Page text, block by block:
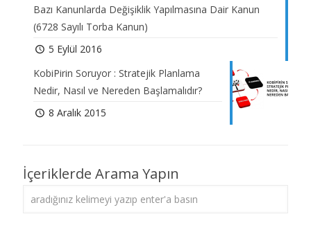
Bazı Kanunlarda Değişiklik Yapılmasına Dair Kanun
(6728 Sayılı Torba Kanun)
5 Eylül 2016
KobiPirin Soruyor : Stratejik Planlama
Nedir, Nasıl ve Nereden Başlamalıdır?
8 Aralık 2015
İçeriklerde Arama Yapın